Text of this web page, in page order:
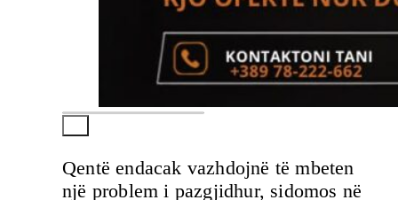
Qentë endacak vazhdojnë të mbeten
një problem i pazgjidhur, sidomos në